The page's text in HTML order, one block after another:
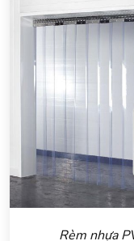
Rèm nhựa